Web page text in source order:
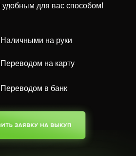
Наличными на руки
Переводом на карту
Переводом в банк
для вас способом!